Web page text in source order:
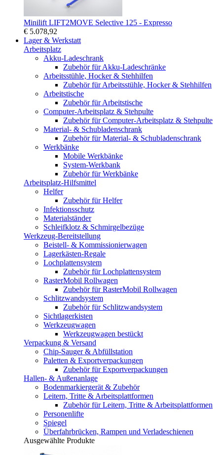
Minilift LIFT2MOVE Selective 125 - Expresso
€ 5.078,92
Lager & Werkstatt
Arbeitsplatz
Akku-Ladeschrank
Zubehör für Akku-Ladeschränke
Arbeitsstühle, Hocker & Stehhilfen
Zubehör für Arbeitsstühle, Hocker & Stehhilfen
Arbeitstische
Zubehör für Arbeitstische
Computer-Arbeitsplatz & Stehpulte
Zubehör für Computer-Arbeitsplatz & Stehpulte
Material- & Schubladenschrank
Zubehör für Material- & Schubladenschrank
Werkbänke
Mobile Werkbänke
System-Werkbank
Zubehör für Werkbänke
Arbeitsplatz-Hilfsmittel
Helfer
Zubehör für Helfer
Infektionsschutz
Materialständer
Schleifklotz & Schmirgelbezüge
Werkzeug-Bereitstellung
Beistell- & Kommissionierwagen
Lagerkästen-Regale
Lochplattensystem
Zubehör für Lochplattensystem
RasterMobil Rollwagen
Zubehör für RasterMobil Rollwagen
Schlitzwandsystem
Zubehör für Schlitzwandsystem
Sichtlagerkisten
Werkzeugwagen
Werkzeugwagen bestückt
Verpackung & Versand
Chip-Sauger & Abfüllstation
Paletten & Exportverpackungen
Zubehör für Exportverpackungen
Hallen- & Außenanlage
Bodenmarkiergerät & Zubehör
Leitern, Tritte & Arbeitsplattformen
Zubehör für Leitern, Tritte & Arbeitsplattformen
Personenlifte
Spiegel
Überfahrbrücken, Rampen und Verladeschienen
Ausgewählte Produkte